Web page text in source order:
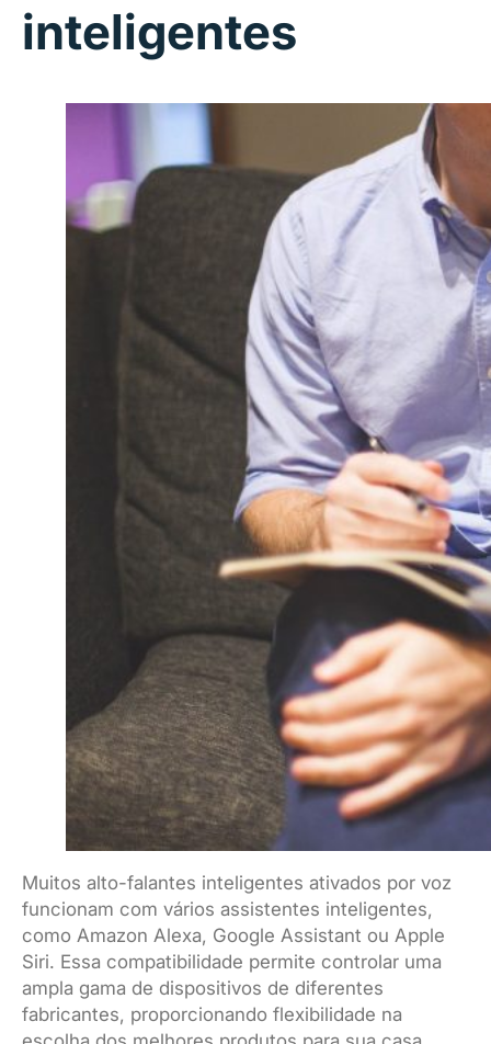
inteligentes
Muitos alto-falantes inteligentes ativados por voz
funcionam com vários assistentes inteligentes,
como Amazon Alexa, Google Assistant ou Apple
Siri. Essa compatibilidade permite controlar uma
ampla gama de dispositivos de diferentes
fabricantes, proporcionando flexibilidade na